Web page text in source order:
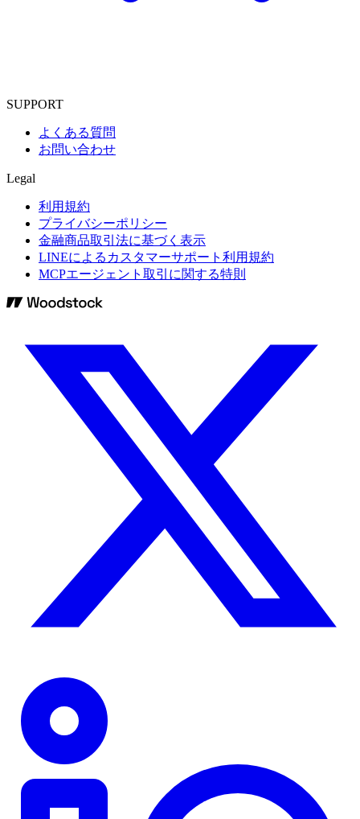
SUPPORT
よくある質問
お問い合わせ
Legal
利用規約
プライバシーポリシー
金融商品取引法に基づく表示
LINEによるカスタマーサポート利用規約
MCPエージェント取引に関する特則